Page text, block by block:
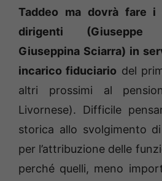
Taddeo ma dovrà fare
dirigenti
Giuseppina Sciarra) in
incarico fiduciario del
altri prossimi al
Livornese). Difficile
storica allo svolgimento
per l’attribuzione delle
perché quelli, meno